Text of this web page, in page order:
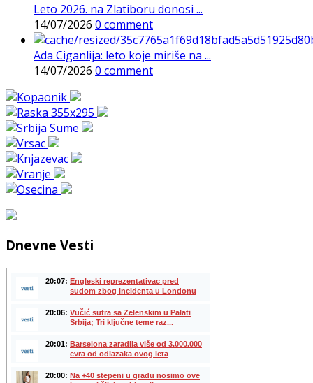
Leto 2026. na Zlatiboru donosi ...
14/07/2026 0 comment
Ada Ciganlija: leto koje miriše na ...
14/07/2026 0 comment
Dnevne Vesti